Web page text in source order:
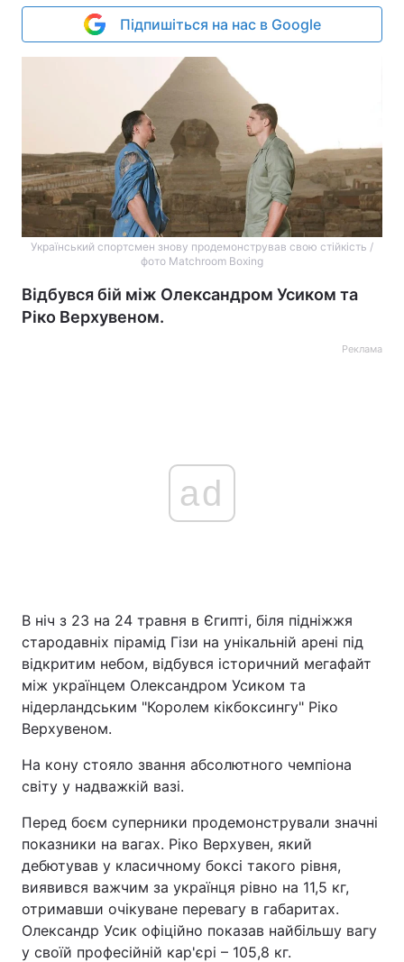
Підпишіться на нас в Google
Український спортсмен знову продемонстрував свою стійкість /
фото Matchroom Boxing
Відбувся бій між Олександром Усиком та
Ріко Верхувеном.
Реклама
ad
В ніч з 23 на 24 травня в Єгипті, біля підніжжя
стародавніх пірамід Гізи на унікальній арені під
відкритим небом, відбувся історичний мегафайт
між українцем Олександром Усиком та
нідерландським "Королем кікбоксингу" Ріко
Верхувеном.
На кону стояло звання абсолютного чемпіона
світу у надважкій вазі.
Перед боєм суперники продемонстрували значні
показники на вагах. Ріко Верхувен, який
дебютував у класичному боксі такого рівня,
виявився важчим за українця рівно на 11,5 кг,
отримавши очікуване перевагу в габаритах.
Олександр Усик офіційно показав найбільшу вагу
у своїй професійній кар'єрі – 105,8 кг.